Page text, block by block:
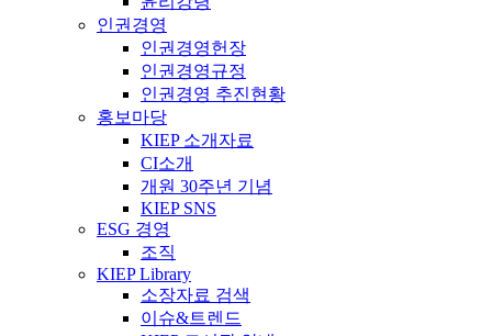
인권경영
인권경영헌장
인권경영규정
인권경영 추진현황
홍보마당
KIEP 소개자료
CI소개
개원 30주년 기념
KIEP SNS
ESG 경영
조직
KIEP Library
소장자료 검색
이슈&트렌드